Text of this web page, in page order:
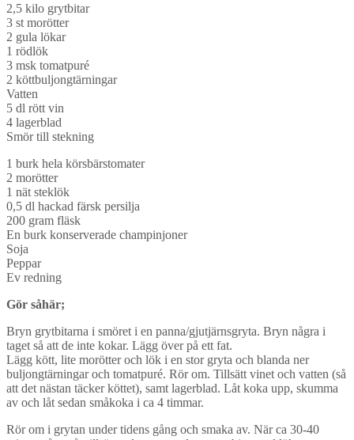
2,5 kilo grytbitar
3 st morötter
2 gula lökar
1 rödlök
3 msk tomatpuré
2 köttbuljongtärningar
Vatten
5 dl rött vin
4 lagerblad
Smör till stekning
1 burk hela körsbärstomater
2 morötter
1 nät steklök
0,5 dl hackad färsk persilja
200 gram fläsk
En burk konserverade champinjoner
Soja
Peppar
Ev redning
Gör såhär;
Bryn grytbitarna i smöret i en panna/gjutjärnsgryta. Bryn några i
taget så att de inte kokar. Lägg över på ett fat.
Lägg kött, lite morötter och lök i en stor gryta och blanda ner
buljongtärningar och tomatpuré. Rör om. Tillsätt vinet och vatten (så
att det nästan täcker köttet), samt lagerblad. Låt koka upp, skumma
av och låt sedan småkoka i ca 4 timmar.
Rör om i grytan under tidens gång och smaka av. När ca 30-40